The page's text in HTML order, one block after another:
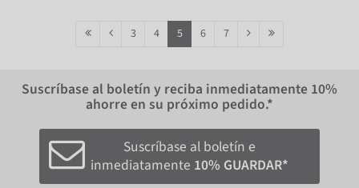
3 4 5 6 7
Suscríbase al boletín y reciba inmediatamente 10%
ahorre en su próximo pedido.*
Suscríbase al boletín e
inmediatamente 10% GUARDAR*